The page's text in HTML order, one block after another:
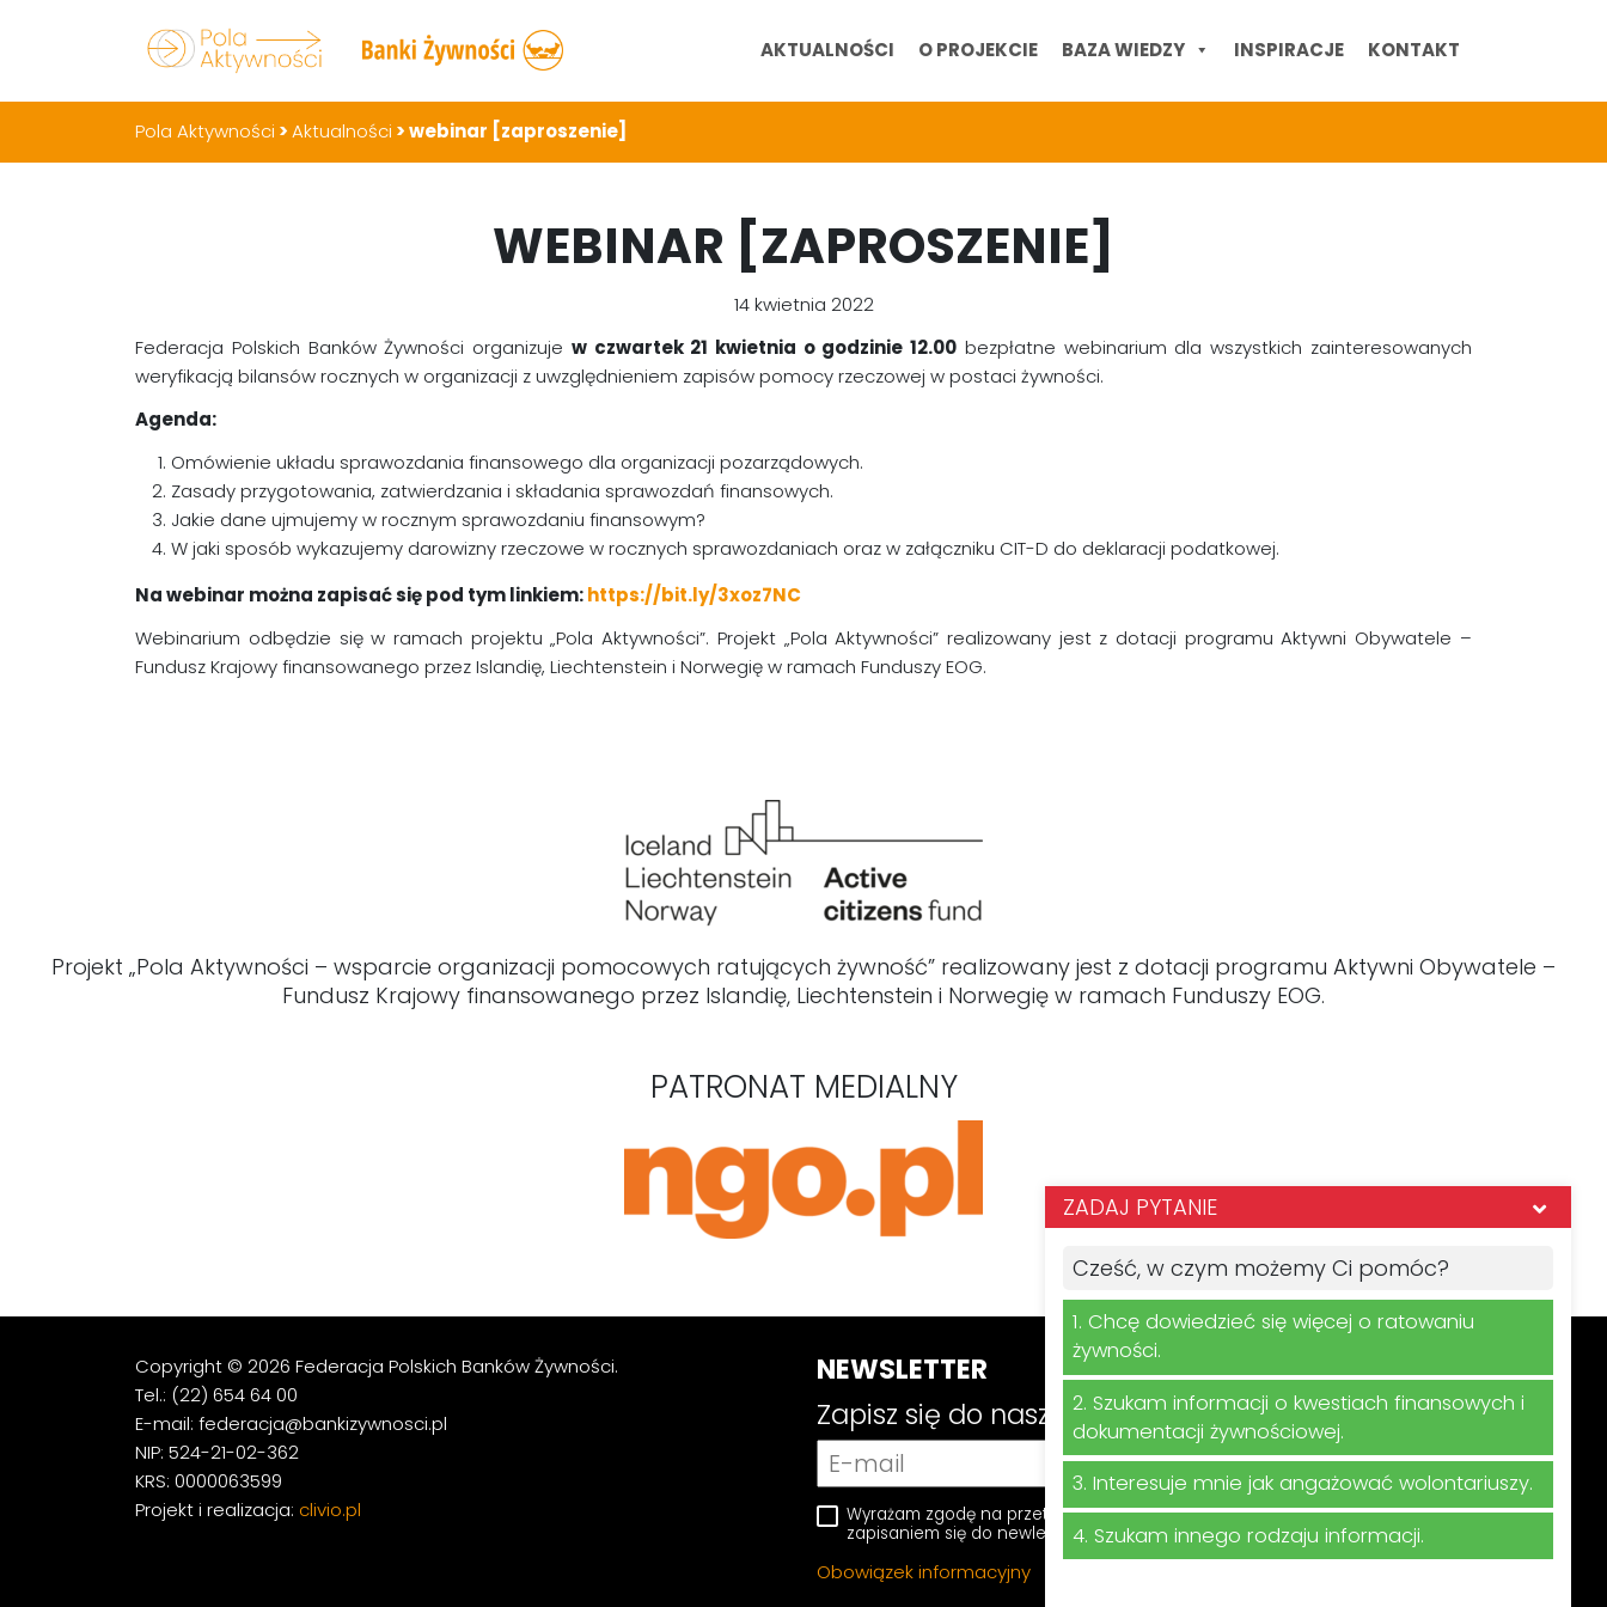
AKTUALNOŚCI O PROJEKCIE BAZA WIEDZY INSPIRACJE KONTAKT
Pola Aktywności >Aktualności >webinar [zaproszenie]
WEBINAR [ZAPROSZENIE]
14 kwietnia 2022
Federacja Polskich Banków Żywności organizuje w czwartek 21 kwietnia o godzinie 12.00 bezpłatne webinarium dla wszystkich zainteresowanych
weryfikacją bilansów rocznych w organizacji z uwzględnieniem zapisów pomocy rzeczowej w postaci żywności.
Agenda:
Omówienie układu sprawozdania finansowego dla organizacji pozarządowych.
Zasady przygotowania, zatwierdzania i składania sprawozdań finansowych.
Jakie dane ujmujemy w rocznym sprawozdaniu finansowym?
W jaki sposób wykazujemy darowizny rzeczowe w rocznych sprawozdaniach oraz w załączniku CIT-D do deklaracji podatkowej.
Na webinar można zapisać się pod tym linkiem:https://bit.ly/3xoz7NC
Webinarium odbędzie się w ramach projektu „Pola Aktywności”. Projekt „Pola Aktywności” realizowany jest z dotacji programu Aktywni Obywatele –
Fundusz Krajowy finansowanego przez Islandię, Liechtenstein i Norwegię w ramach Funduszy EOG.
Projekt „Pola Aktywności – wsparcie organizacji pomocowych ratujących żywność” realizowany jest z dotacji programu Aktywni Obywatele –
Fundusz Krajowy finansowanego przez Islandię, Liechtenstein i Norwegię w ramach Funduszy EOG.
PATRONAT MEDIALNY
Copyright © 2026 Federacja Polskich Banków Żywności.
Tel.: (22) 654 64 00
E-mail: federacja@bankizywnosci.pl
NIP: 524-21-02-362
KRS: 0000063599
Projekt i realizacja: clivio.pl
NEWSLETTER
Zapisz się do naszego newslettera
Wyrażam zgodę na przetwarzanie danych osobowych w związku z
zapisaniem się do newlettera
Obowiązek informacyjny
ZADAJ PYTANIE
Cześć, w czym możemy Ci pomóc?
1. Chcę dowiedzieć się więcej o ratowaniu
żywności.
2. Szukam informacji o kwestiach finansowych i
dokumentacji żywnościowej.
3. Interesuje mnie jak angażować wolontariuszy.
4. Szukam innego rodzaju informacji.